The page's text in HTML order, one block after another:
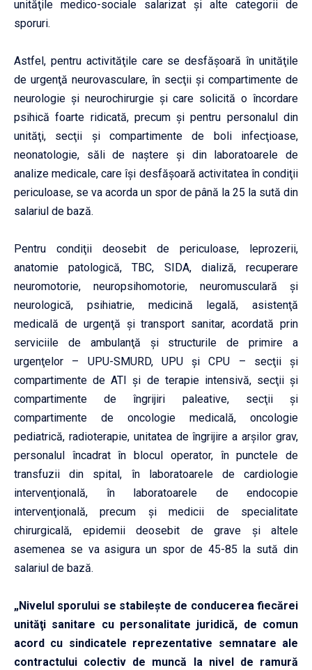
unităţile medico-sociale salarizat şi alte categorii de
sporuri.
Astfel, pentru activităţile care se desfăşoară în unităţile
de urgenţă neurovasculare, în secţii şi compartimente de
neurologie şi neurochirurgie şi care solicită o încordare
psihică foarte ridicată, precum şi pentru personalul din
unităţi, secţii şi compartimente de boli infecţioase,
neonatologie, săli de naştere şi din laboratoarele de
analize medicale, care îşi desfăşoară activitatea în condiţii
periculoase, se va acorda un spor de până la 25 la sută din
salariul de bază.
Pentru condiţii deosebit de periculoase, leprozerii,
anatomie patologică, TBC, SIDA, dializă, recuperare
neuromotorie, neuropsihomotorie, neuromusculară şi
neurologică, psihiatrie, medicină legală, asistenţă
medicală de urgenţă şi transport sanitar, acordată prin
serviciile de ambulanţă şi structurile de primire a
urgenţelor – UPU-SMURD, UPU şi CPU – secţii şi
compartimente de ATI şi de terapie intensivă, secţii şi
compartimente de îngrijiri paleative, secţii şi
compartimente de oncologie medicală, oncologie
pediatrică, radioterapie, unitatea de îngrijire a arşilor grav,
personalul încadrat în blocul operator, în punctele de
transfuzii din spital, în laboratoarele de cardiologie
intervenţională, în laboratoarele de endocopie
intervenţională, precum şi medicii de specialitate
chirurgicală, epidemii deosebit de grave şi altele
asemenea se va asigura un spor de 45-85 la sută din
salariul de bază.
„Nivelul sporului se stabileşte de conducerea fiecărei
unităţi sanitare cu personalitate juridică, de comun
acord cu sindicatele reprezentative semnatare ale
contractului colectiv de muncă la nivel de ramură